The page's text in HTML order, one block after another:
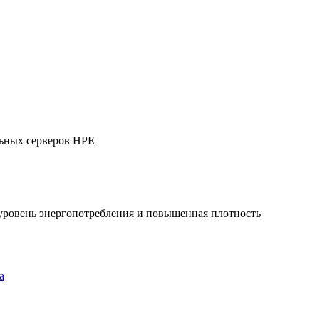
серверов HPE
энергопотребления и повышенная плотность